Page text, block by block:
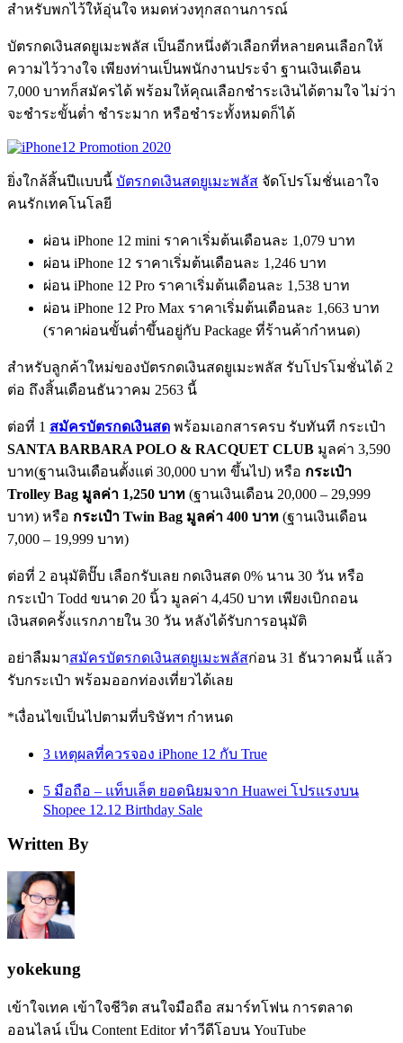
สำหรับพกไว้ให้อุ่นใจ หมดห่วงทุกสถานการณ์
บัตรกดเงินสดยูเมะพลัส เป็นอีกหนึ่งตัวเลือกที่หลายคนเลือกให้
ความไว้วางใจ เพียงท่านเป็นพนักงานประจำ ฐานเงินเดือน
7,000 บาทก็สมัครได้ พร้อมให้คุณเลือกชำระเงินได้ตามใจ ไม่ว่า
จะชำระขั้นต่ำ ชำระมาก หรือชำระทั้งหมดก็ได้
ยิ่งใกล้สิ้นปีแบบนี้ บัตรกดเงินสดยูเมะพลัส จัดโปรโมชั่นเอาใจ
คนรักเทคโนโลยี
ผ่อน iPhone 12 mini ราคาเริ่มต้นเดือนละ 1,079 บาท
ผ่อน iPhone 12 ราคาเริ่มต้นเดือนละ 1,246 บาท
ผ่อน iPhone 12 Pro ราคาเริ่มต้นเดือนละ 1,538 บาท
ผ่อน iPhone 12 Pro Max ราคาเริ่มต้นเดือนละ 1,663 บาท
(ราคาผ่อนขั้นต่ำขึ้นอยู่กับ Package ที่ร้านค้ากำหนด)
สำหรับลูกค้าใหม่ของบัตรกดเงินสดยูเมะพลัส รับโปรโมชั่นได้ 2
ต่อ ถึงสิ้นเดือนธันวาคม 2563 นี้
ต่อที่ 1 สมัครบัตรกดเงินสด พร้อมเอกสารครบ รับทันที กระเป๋า
SANTA BARBARA POLO & RACQUET CLUB มูลค่า 3,590
บาท(ฐานเงินเดือนตั้งแต่ 30,000 บาท ขึ้นไป) หรือ กระเป๋า
Trolley Bag มูลค่า 1,250 บาท (ฐานเงินเดือน 20,000 – 29,999
บาท) หรือ กระเป๋า Twin Bag มูลค่า 400 บาท (ฐานเงินเดือน
7,000 – 19,999 บาท)
ต่อที่ 2 อนุมัติปั๊บ เลือกรับเลย กดเงินสด 0% นาน 30 วัน หรือ
กระเป๋า Todd ขนาด 20 นิ้ว มูลค่า 4,450 บาท เพียงเบิกถอน
เงินสดครั้งแรกภายใน 30 วัน หลังได้รับการอนุมัติ
อย่าลืมมาสมัครบัตรกดเงินสดยูเมะพลัสก่อน 31 ธันวาคมนี้ แล้ว
รับกระเป๋า พร้อมออกท่องเที่ยวได้เลย
*เงื่อนไขเป็นไปตามที่บริษัทฯ กำหนด
3 เหตุผลที่ควรจอง iPhone 12 กับ True
5 มือถือ – แท็บเล็ต ยอดนิยมจาก Huawei โปรแรงบน
Shopee 12.12 Birthday Sale
Written By
yokekung
เข้าใจเทค เข้าใจชีวิต สนใจมือถือ สมาร์ทโฟน การตลาด
ออนไลน์ เป็น Content Editor ทำวีดีโอบน YouTube